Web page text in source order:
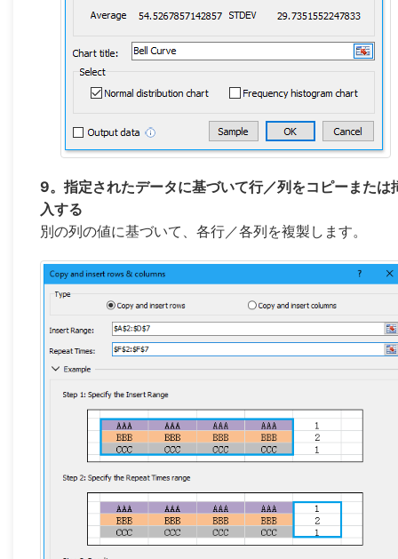
9。指定されたデータに基づいて行／列をコピーまたは
入する
別の列の値に基づいて、各行／各列を複製します。